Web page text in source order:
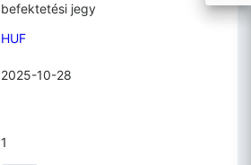
befektetési jegy
HUF
2025-10-28
1